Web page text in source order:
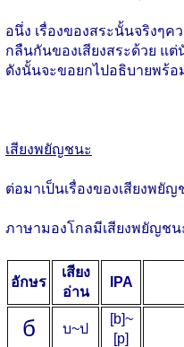
อนึ่ง เรื่องของสระนั้นจริงๆค
กลืนกันของเสียงสระด้วย แต่
ดังนั้นจะขอยกไปอธิบายพร้อ
เสียงพยัญชนะ
ต่อมาเป็นเรื่องของเสียงพยั
ภาษามองโกลมีเสียงพยัญช
อักษร
เสียง
อ่าน
IPA
б บ~ป
[b]~
[p]